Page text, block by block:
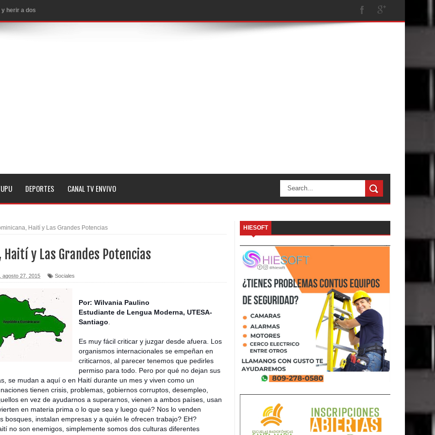
y 2 heridos
bienes culturales desatendidos
en varias provincias
7,1 en Japón
de RD
durante operativo en Moca
Capital”
dormía en local de Samaná
y suegra
mil empleos
Penal
por afirmaciones sobre comicios
y herir a dos
DEPORTES CANAL TV ENVIVO
Haití y Las Grandes Potencias
Haití y Las Grandes Potencias
agosto 27, 2015 Sociales
Por: Wilvania Paulino
Estudiante de Lengua Moderna, UTESA-
Santiago
Es muy fácil criticar y juzgar desde afuera. Los
organismos internacionales se empeñan en
criticarnos, al parecer tenemos que pedirles
permiso para todo. Pero por qué no dejan sus
se mudan a aquí o en Haití durante un mes y viven como un
tienen crisis, problemas, gobiernos corruptos, desempleo,
en vez de ayudarnos a superarnos, vienen a ambos países, usan
erten en materia prima o lo que sea y luego qué? Nos lo venden
bosques, instalan empresas y a quién le ofrecen trabajo? EH?
no son enemigos, simplemente somos dos culturas diferentes
HIESOFT